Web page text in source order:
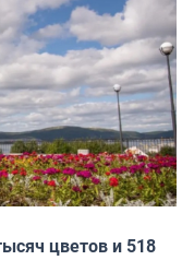
цветов и 518